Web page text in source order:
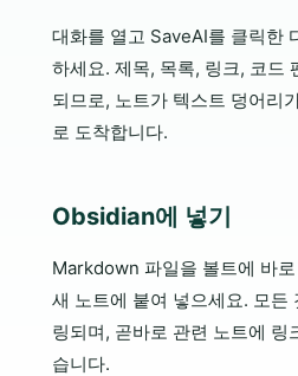
대화를 열고 SaveAI를 클릭한
하세요. 제목, 목록, 링크, 코드
되므로, 노트가 텍스트 덩어리
로 도착합니다.
Obsidian에 넣기
Markdown 파일을 볼트에 바
새 노트에 붙여 넣으세요. 모든
링되며, 곧바로 관련 노트에 링
습니다.